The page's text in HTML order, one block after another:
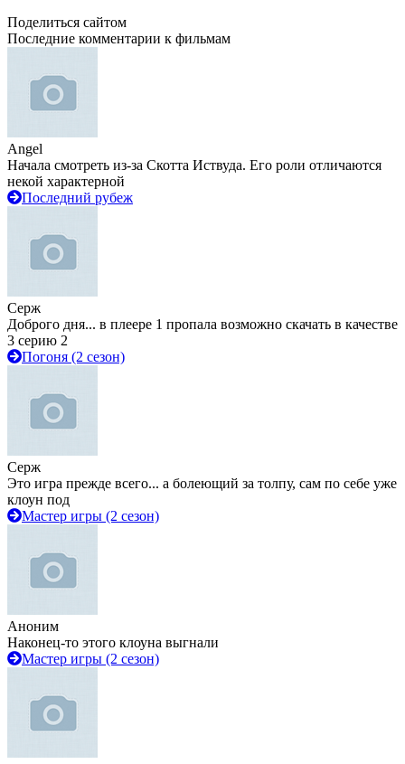
Поделиться сайтом
Последние комментарии к фильмам
Angel
Начала смотреть из-за Скотта Иствуда. Его роли отличаются
некой характерной
Последний рубеж
Серж
Доброго дня... в плеере 1 пропала возможно скачать в качестве
3 серию 2
Погоня (2 сезон)
Серж
Это игра прежде всего... а болеющий за толпу, сам по себе уже
клоун под
Мастер игры (2 сезон)
Аноним
Наконец-то этого клоуна выгнали
Мастер игры (2 сезон)